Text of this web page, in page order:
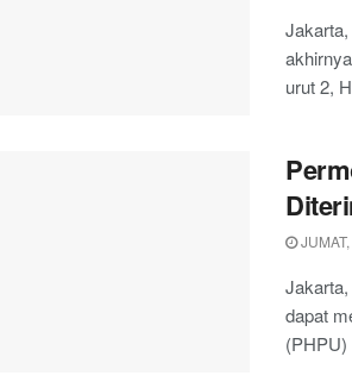
urut 2,
dapat
(PHPU)